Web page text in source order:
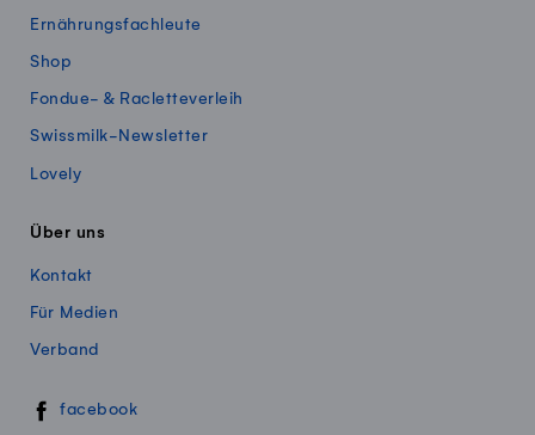
Ernährungsfachleute
Shop
Fondue- & Racletteverleih
Swissmilk-Newsletter
Lovely
Über uns
Kontakt
Für Medien
Verband
Swissmillk auf Social Media
facebook